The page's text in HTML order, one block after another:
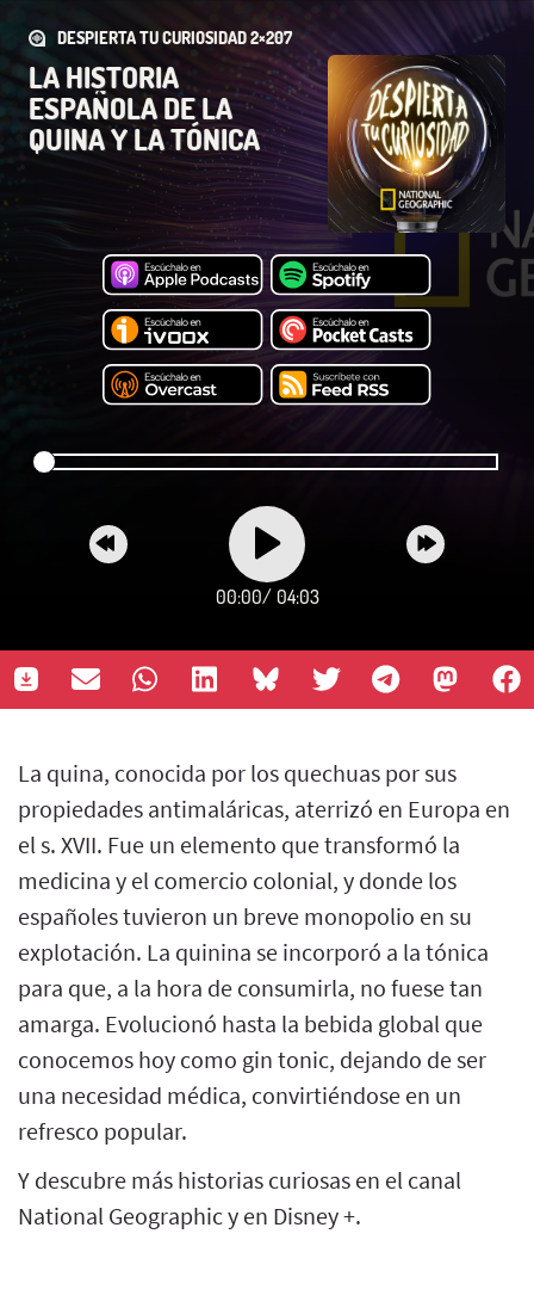
DESPIERTA TU CURIOSIDAD 2×207
LA HISTORIA
ESPAÑOLA DE LA
QUINA Y LA TÓNICA
00:00/ 04:03
La quina, conocida por los quechuas por sus
propiedades antimaláricas, aterrizó en Europa en
el s. XVII. Fue un elemento que transformó la
medicina y el comercio colonial, y donde los
españoles tuvieron un breve monopolio en su
explotación. La quinina se incorporó a la tónica
para que, a la hora de consumirla, no fuese tan
amarga. Evolucionó hasta la bebida global que
conocemos hoy como gin tonic, dejando de ser
una necesidad médica, convirtiéndose en un
refresco popular.
Y descubre más historias curiosas en el canal
National Geographic y en Disney +.